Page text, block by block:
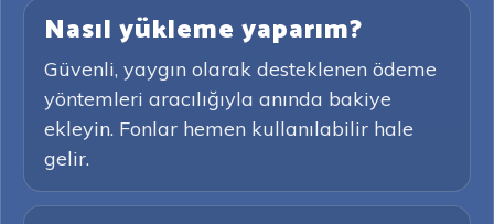
Nasıl yükleme yaparım?
Güvenli, yaygın olarak desteklenen ödeme
yöntemleri aracılığıyla anında bakiye
ekleyin. Fonlar hemen kullanılabilir hale
gelir.